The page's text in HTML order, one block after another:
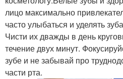
лицо максимально
часто улыбаться и уделять
Чисти их дважды в день
течение двух минут.
зубе и не забывай про
части рта.